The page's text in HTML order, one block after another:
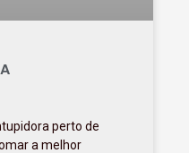
perto de
a melhor